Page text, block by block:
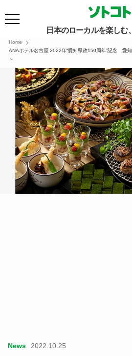
日本のローカルを楽しむ
Home
ANAホテル名古屋 2022年“愛知県政150周年”記念 愛
～
News 2022.10.25